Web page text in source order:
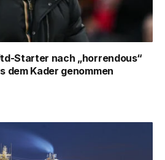
Starter nach „horrendous“
dem Kader genommen